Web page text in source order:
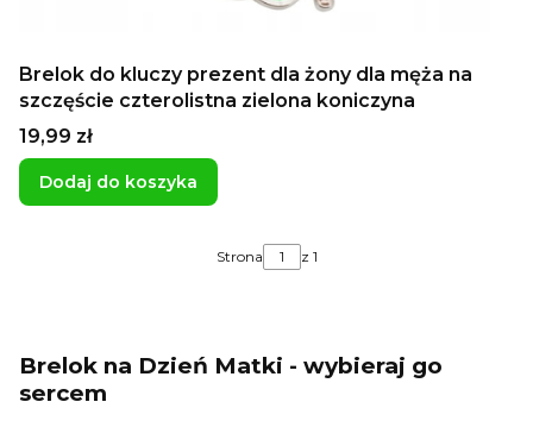
Brelok do kluczy prezent dla żony dla męża na
szczęście czterolistna zielona koniczyna
Cena
19,99 zł
Dodaj do koszyka
Strona z 1
Brelok na Dzień Matki - wybieraj go
sercem